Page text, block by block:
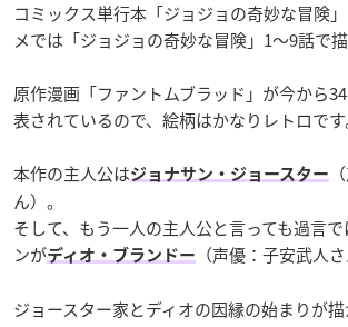
コミックス単行本「ジョジョの奇妙な冒険
メでは「ジョジョの奇妙な冒険」1〜9話で描
原作漫画「ファントムブラッド」が今から
表されているので、絵柄はかなりレトロです
本作の主人公はジョナサン・ジョースター
ん）。
そして、もう一人の主人公と言っても過言
ンがディオ・ブランドー （声優：子安武人
ジョースター家とディオの因縁の始まりが